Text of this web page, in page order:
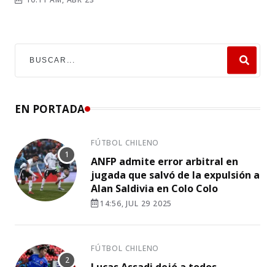
EN PORTADA
FÚTBOL CHILENO
ANFP admite error arbitral en
jugada que salvó de la expulsión a
Alan Saldivia en Colo Colo
14:56, JUL 29 2025
FÚTBOL CHILENO